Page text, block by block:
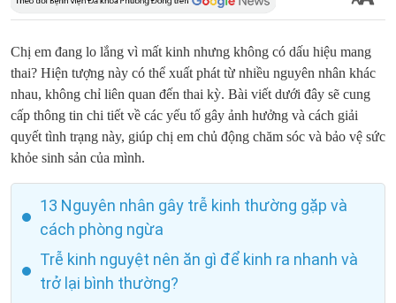
Chị em đang lo lắng vì mất kinh nhưng không có dấu hiệu mang
thai? Hiện tượng này có thể xuất phát từ nhiều nguyên nhân khác
nhau, không chỉ liên quan đến thai kỳ. Bài viết dưới đây sẽ cung
cấp thông tin chi tiết về các yếu tố gây ảnh hưởng và cách giải
quyết tình trạng này, giúp chị em chủ động chăm sóc và bảo vệ sức
khỏe sinh sản của mình.
13 Nguyên nhân gây trễ kinh thường gặp và
cách phòng ngừa
Trễ kinh nguyệt nên ăn gì để kinh ra nhanh và
trở lại bình thường?